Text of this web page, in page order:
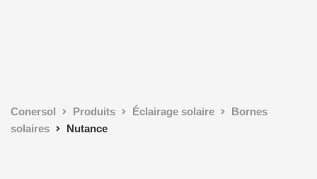
Conersol Produits Éclairage solaire
Bornes
solaires
Nutance